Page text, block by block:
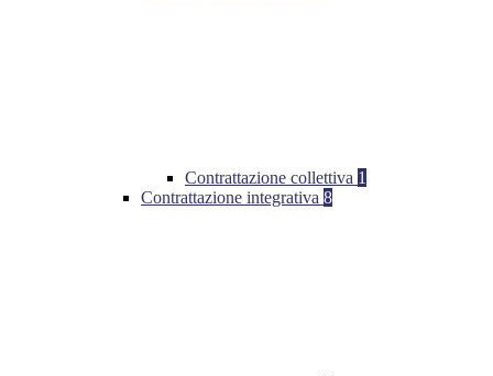
Contrattazione collettiva 1
Contrattazione integrativa 8